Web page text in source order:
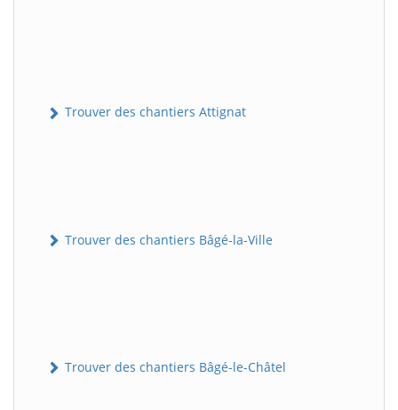
Trouver des chantiers Attignat
Trouver des chantiers Bâgé-la-Ville
Trouver des chantiers Bâgé-le-Châtel